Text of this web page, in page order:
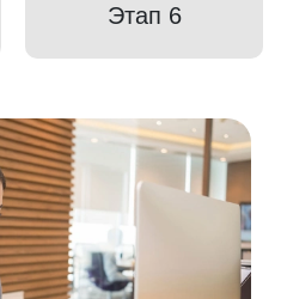
Этап 6